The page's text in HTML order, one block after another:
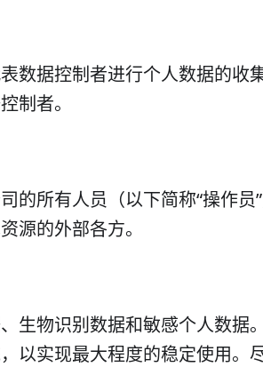
数据控制者进行个人数据的收
制者。
的所有人员（以下简称“操作
源的外部各方。
生物识别数据和敏感个人数据
以实现最大程度的稳定使用。